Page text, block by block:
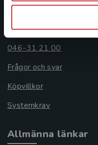
Kundservice
Kontakta kundservice
046-31 21 00
Frågor och svar
Köpvillkor
Systemkrav
Allmänna länkar